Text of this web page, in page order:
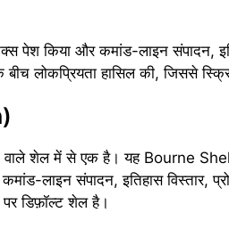
किया और कमांड-लाइन संपादन,
लोकप्रियता हासिल की, जिससे
शेल में से एक है। यह Bourne
लाइन संपादन, इतिहास विस्तार,
डिफ़ॉल्ट शेल है।